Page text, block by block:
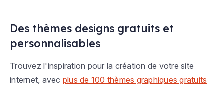
Des thèmes designs gratuits et
personnalisables
Trouvez l'inspiration pour la création de votre site
internet, avec plus de 100 thèmes graphiques gratuits